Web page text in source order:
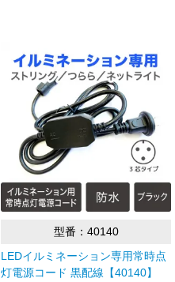
型番：40140
LEDイルミネーション専用常時点
灯電源コード 黒配線【40140】